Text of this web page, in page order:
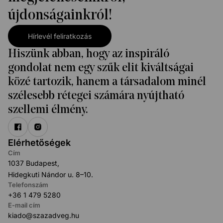
újdonságainkról!
Hírlevél feliratkozás
Hiszünk abban, hogy az inspiráló
gondolat nem egy szűk elit kiváltságai
közé tartozik, hanem a társadalom minél
szélesebb rétegei számára nyújtható
szellemi élmény.
Elérhetőségek
Cím
1037 Budapest,
Hidegkuti Nándor u. 8–10.
Telefonszám
+36 1 479 5280
E-mail cím
kiado@szazadveg.hu